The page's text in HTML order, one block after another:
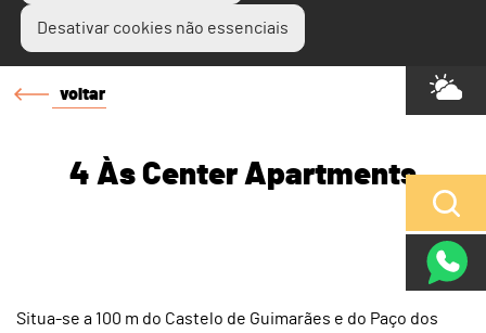
Desativar cookies não essenciais
voltar
4 Às Center Apartments
Situa-se a 100 m do Castelo de Guimarães e do Paço dos